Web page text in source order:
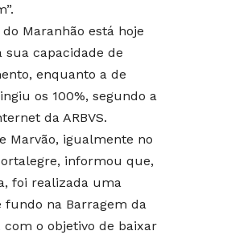
Maranhão está hoje
sua capacidade de
enquanto a de
os 100%, segundo a
da ARBVS.
Marvão, igualmente no
informou que,
foi realizada uma
fundo na Barragem da
o objetivo de baixar